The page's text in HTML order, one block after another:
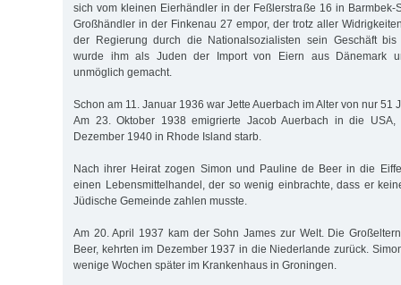
sich vom kleinen Eierhändler in der Feßlerstraße 16 in Barmbek-
Großhändler in der Finkenau 27 empor, der trotz aller
der Regierung durch die Nationalsozialisten sein Geschäft
wurde ihm als Juden der Import von Eiern aus Dänemark
unmöglich gemacht.
Schon am 11. Januar 1936 war Jette Auerbach im Alter von nur 51
Am 23. Oktober 1938 emigrierte Jacob Auerbach in die
Dezember 1940 in Rhode Island starb.
Nach ihrer Heirat zogen Simon und Pauline de Beer in die
einen Lebensmittelhandel, der so wenig einbrachte, dass er
Jüdische Gemeinde zahlen musste.
Am 20. April 1937 kam der Sohn James zur Welt. Die
Beer, kehrten im Dezember 1937 in die Niederlande zurück.
wenige Wochen später im Krankenhaus in Groningen.